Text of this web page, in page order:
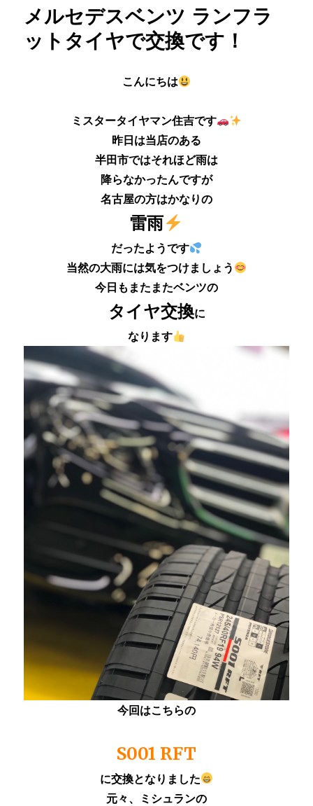
メルセデスベンツ ランフラ
ットタイヤで交換です！
こんにちは
ミスタータイヤマン住吉です
昨日は当店のある
半田市ではそれほど雨は
降らなかったんですが
名古屋の方はかなりの
雷雨
だったようです
当然の大雨には気をつけましょう
今日もまたまたベンツの
タイヤ交換に
なります
今回はこちらの
S001 RFT
に交換となりました
元々、ミシュランの